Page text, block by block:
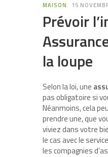
MAISON 15
Prévoir
la loupe
Selon la loi, une
pas obligatoire si
Néanmoins, cela
prendre une, que
viviez dans votre
le cas avec le
les compagnies